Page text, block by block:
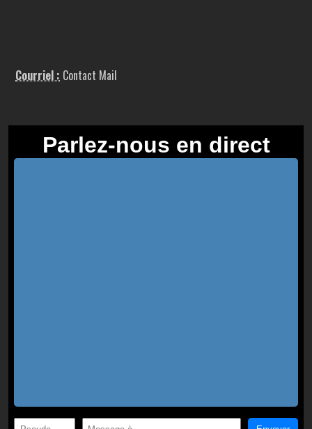
Courriel : Contact Mail